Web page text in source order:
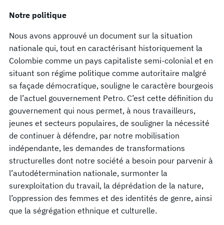
Notre politique
Nous avons approuvé un document sur la situation
nationale qui, tout en caractérisant historiquement la
Colombie comme un pays capitaliste semi-colonial et en
situant son régime politique comme autoritaire malgré
sa façade démocratique, souligne le caractère bourgeois
de l’actuel gouvernement Petro. C’est cette définition du
gouvernement qui nous permet, à nous travailleurs,
jeunes et secteurs populaires, de souligner la nécessité
de continuer à défendre, par notre mobilisation
indépendante, les demandes de transformations
structurelles dont notre société a besoin pour parvenir à
l’autodétermination nationale, surmonter la
surexploitation du travail, la déprédation de la nature,
l’oppression des femmes et des identités de genre, ainsi
que la ségrégation ethnique et culturelle.